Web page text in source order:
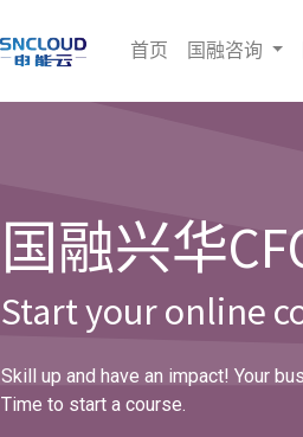
首页 国融咨询
国融兴华
Start your online
Skill up and have an impact! Your
Time to start a course.